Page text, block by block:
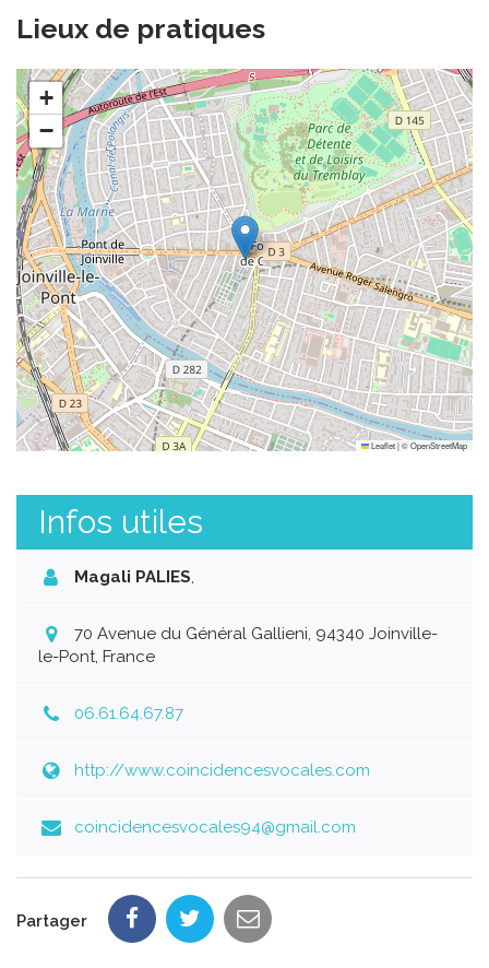
Lieux de pratiques
+
−
Leaflet|©OpenStreetMap
Infos utiles
Magali PALIES
70 Avenue du Général Gallieni, 94340 Joinville-
le-Pont, France
06.61.64.67.87
http://www.coincidencesvocales.com
coincidencesvocales94@gmail.com
Partager